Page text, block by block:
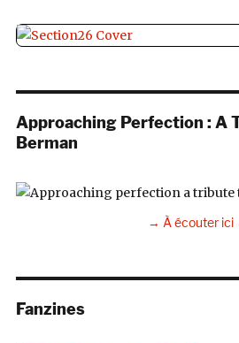
Approaching Perfection : A
Berman
→ À écouter ici
Fanzines